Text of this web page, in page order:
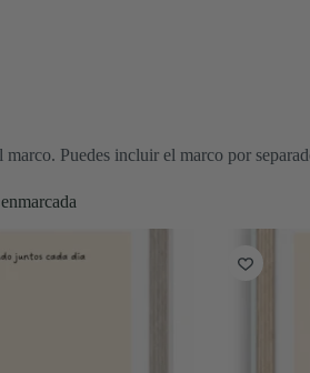
marco. Puedes incluir el marco por